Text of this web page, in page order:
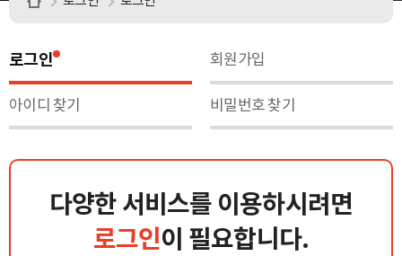
로그인 회원가입
아이디 찾기 비밀번호 찾기
다양한 서비스를 이용하시려면
로그인이 필요합니다.